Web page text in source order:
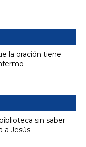
la oración tiene
sin saber
a Jesús